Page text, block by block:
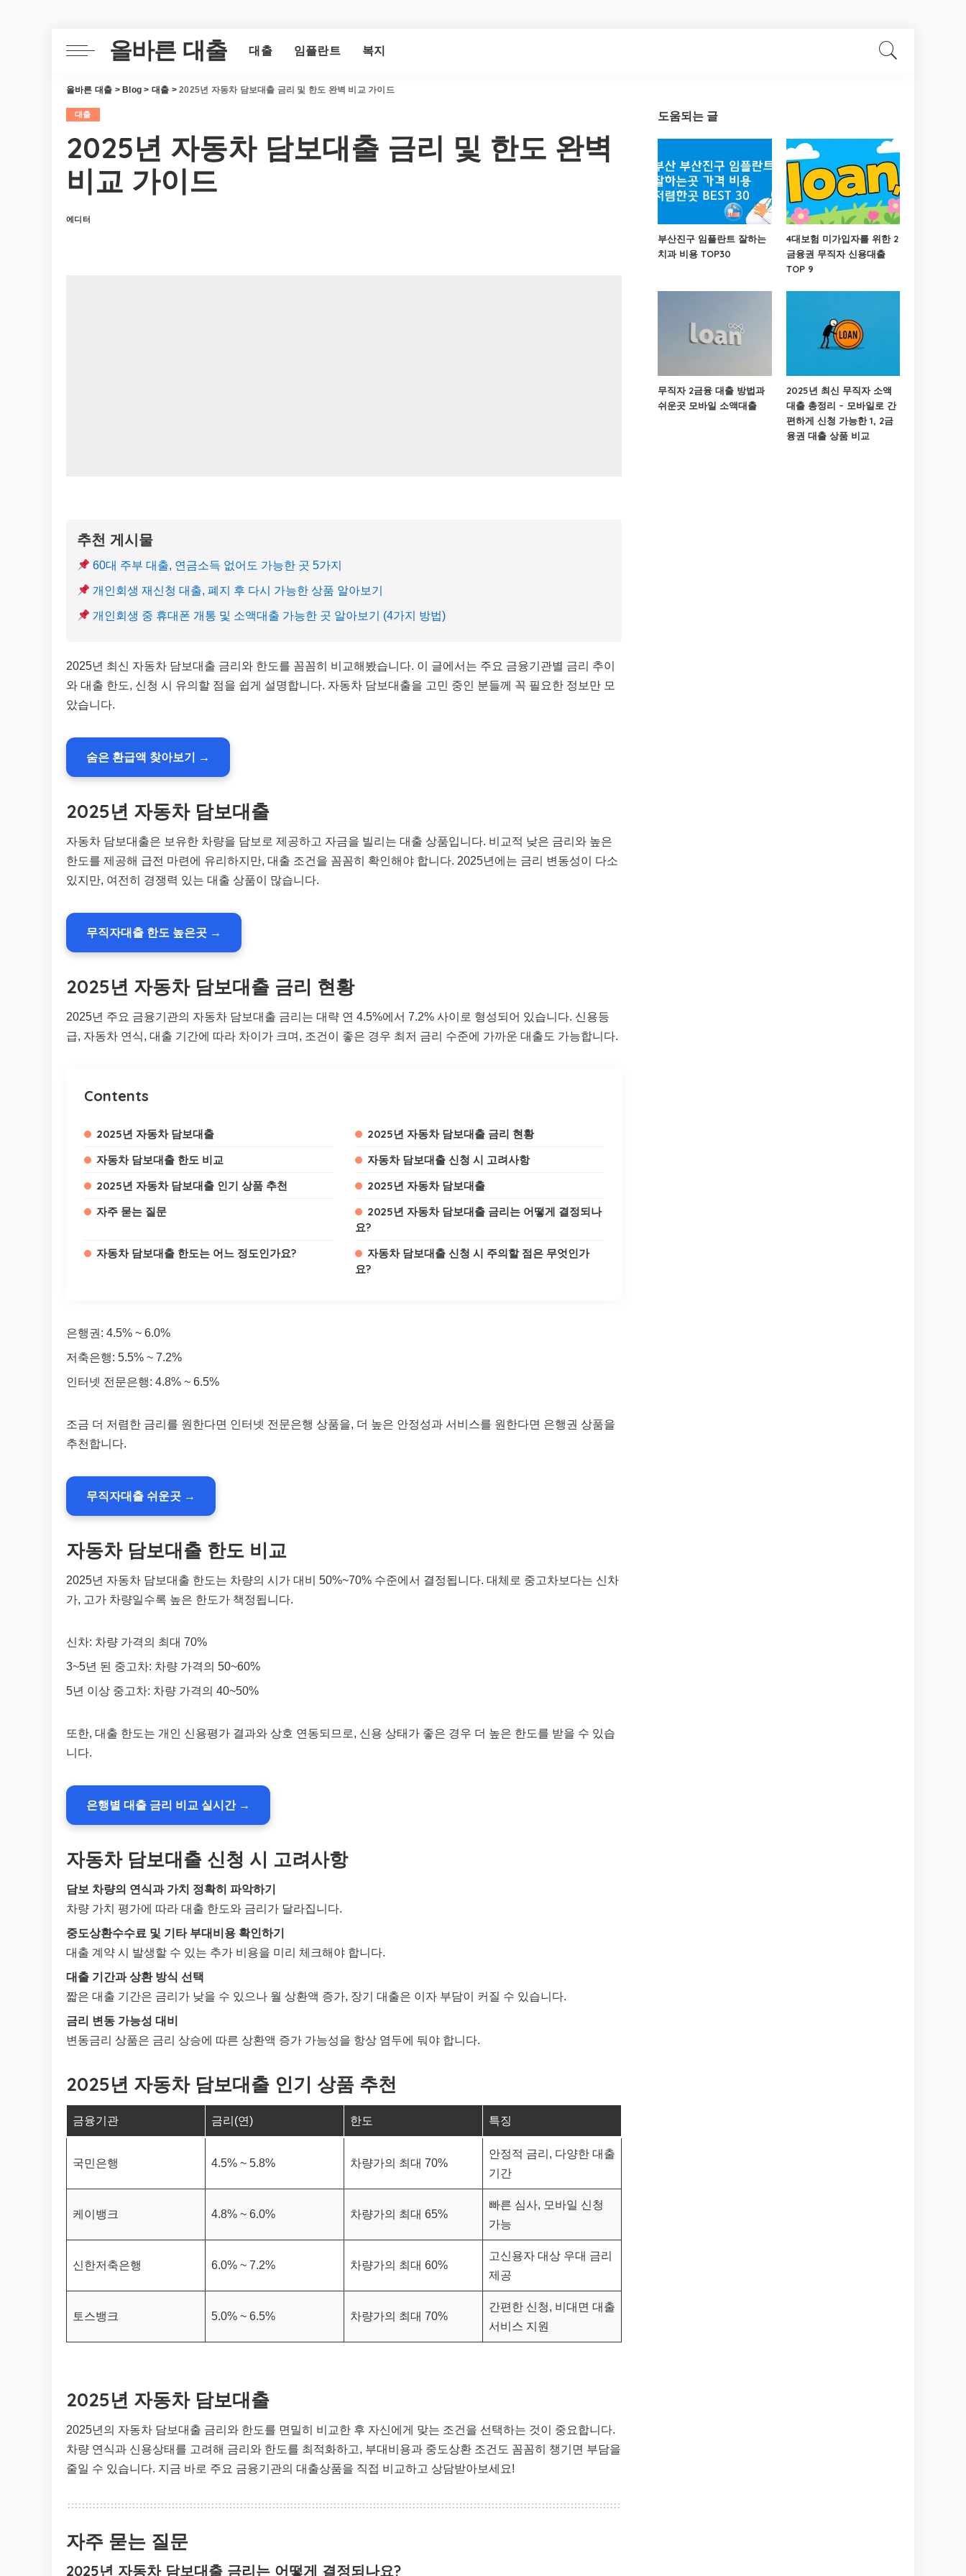
올바른 대출 대출 임플란트 복지
올바른 대출 > Blog > 대출 >2025년 자동차 담보대출 금리 및 한도 완벽 비교 가이드
대출
2025년 자동차 담보대출 금리 및 한도 완벽
비교 가이드
Posted
에디터
추천 게시물
60대 주부 대출, 연금소득 없어도 가능한 곳 5가지
개인회생 재신청 대출, 폐지 후 다시 가능한 상품 알아보기
개인회생 중 휴대폰 개통 및 소액대출 가능한 곳 알아보기 (4가지 방법)
2025년 최신 자동차 담보대출 금리와 한도를 꼼꼼히 비교해봤습니다. 이 글에서는 주요 금융기관별 금리 추이
와 대출 한도, 신청 시 유의할 점을 쉽게 설명합니다. 자동차 담보대출을 고민 중인 분들께 꼭 필요한 정보만 모
았습니다.
숨은 환급액 찾아보기 →
2025년 자동차 담보대출
자동차 담보대출은 보유한 차량을 담보로 제공하고 자금을 빌리는 대출 상품입니다. 비교적 낮은 금리와 높은
한도를 제공해 급전 마련에 유리하지만, 대출 조건을 꼼꼼히 확인해야 합니다. 2025년에는 금리 변동성이 다소
있지만, 여전히 경쟁력 있는 대출 상품이 많습니다.
무직자대출 한도 높은곳 →
2025년 자동차 담보대출 금리 현황
2025년 주요 금융기관의 자동차 담보대출 금리는 대략 연 4.5%에서 7.2% 사이로 형성되어 있습니다. 신용등
급, 자동차 연식, 대출 기간에 따라 차이가 크며, 조건이 좋은 경우 최저 금리 수준에 가까운 대출도 가능합니다.
Contents
2025년 자동차 담보대출
2025년 자동차 담보대출 금리 현황
자동차 담보대출 한도 비교
자동차 담보대출 신청 시 고려사항
2025년 자동차 담보대출 인기 상품 추천
2025년 자동차 담보대출
자주 묻는 질문
2025년 자동차 담보대출 금리는 어떻게 결정되나
요?
자동차 담보대출 한도는 어느 정도인가요?
자동차 담보대출 신청 시 주의할 점은 무엇인가
요?
은행권: 4.5% ~ 6.0%
저축은행: 5.5% ~ 7.2%
인터넷 전문은행: 4.8% ~ 6.5%
조금 더 저렴한 금리를 원한다면 인터넷 전문은행 상품을, 더 높은 안정성과 서비스를 원한다면 은행권 상품을
추천합니다.
무직자대출 쉬운곳 →
자동차 담보대출 한도 비교
2025년 자동차 담보대출 한도는 차량의 시가 대비 50%~70% 수준에서 결정됩니다. 대체로 중고차보다는 신차
가, 고가 차량일수록 높은 한도가 책정됩니다.
신차: 차량 가격의 최대 70%
3~5년 된 중고차: 차량 가격의 50~60%
5년 이상 중고차: 차량 가격의 40~50%
또한, 대출 한도는 개인 신용평가 결과와 상호 연동되므로, 신용 상태가 좋은 경우 더 높은 한도를 받을 수 있습
니다.
은행별 대출 금리 비교 실시간 →
자동차 담보대출 신청 시 고려사항
담보 차량의 연식과 가치 정확히 파악하기
차량 가치 평가에 따라 대출 한도와 금리가 달라집니다.
중도상환수수료 및 기타 부대비용 확인하기
대출 계약 시 발생할 수 있는 추가 비용을 미리 체크해야 합니다.
대출 기간과 상환 방식 선택
짧은 대출 기간은 금리가 낮을 수 있으나 월 상환액 증가, 장기 대출은 이자 부담이 커질 수 있습니다.
금리 변동 가능성 대비
변동금리 상품은 금리 상승에 따른 상환액 증가 가능성을 항상 염두에 둬야 합니다.
2025년 자동차 담보대출 인기 상품 추천
금융기관 금리(연) 한도 특징
국민은행 4.5% ~ 5.8% 차량가의 최대 70%
안정적 금리, 다양한 대출
기간
케이뱅크 4.8% ~ 6.0% 차량가의 최대 65%
빠른 심사, 모바일 신청
가능
신한저축은행 6.0% ~ 7.2% 차량가의 최대 60%
고신용자 대상 우대 금리
제공
토스뱅크 5.0% ~ 6.5% 차량가의 최대 70%
간편한 신청, 비대면 대출
서비스 지원
2025년 자동차 담보대출
2025년의 자동차 담보대출 금리와 한도를 면밀히 비교한 후 자신에게 맞는 조건을 선택하는 것이 중요합니다.
차량 연식과 신용상태를 고려해 금리와 한도를 최적화하고, 부대비용과 중도상환 조건도 꼼꼼히 챙기면 부담을
줄일 수 있습니다. 지금 바로 주요 금융기관의 대출상품을 직접 비교하고 상담받아보세요!
자주 묻는 질문
2025년 자동차 담보대출 금리는 어떻게 결정되나요?
도움되는 글
부산진구 임플란트 잘하는
치과 비용 TOP30
4대보험 미가입자를 위한 2
금융권 무직자 신용대출
TOP 9
무직자 2금융 대출 방법과
쉬운곳 모바일 소액대출
2025년 최신 무직자 소액
대출 총정리 – 모바일로 간
편하게 신청 가능한 1, 2금
융권 대출 상품 비교